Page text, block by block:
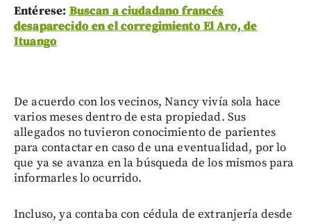
Entérese: Buscan a ciudadano francés
desaparecido en el corregimiento El Aro, de
Ituango
De acuerdo con los vecinos, Nancy vivía sola hace
varios meses dentro de esta propiedad. Sus
allegados no tuvieron conocimiento de parientes
para contactar en caso de una eventualidad, por lo
que ya se avanza en la búsqueda de los mismos para
informarles lo ocurrido.
Incluso, ya contaba con cédula de extranjería desde